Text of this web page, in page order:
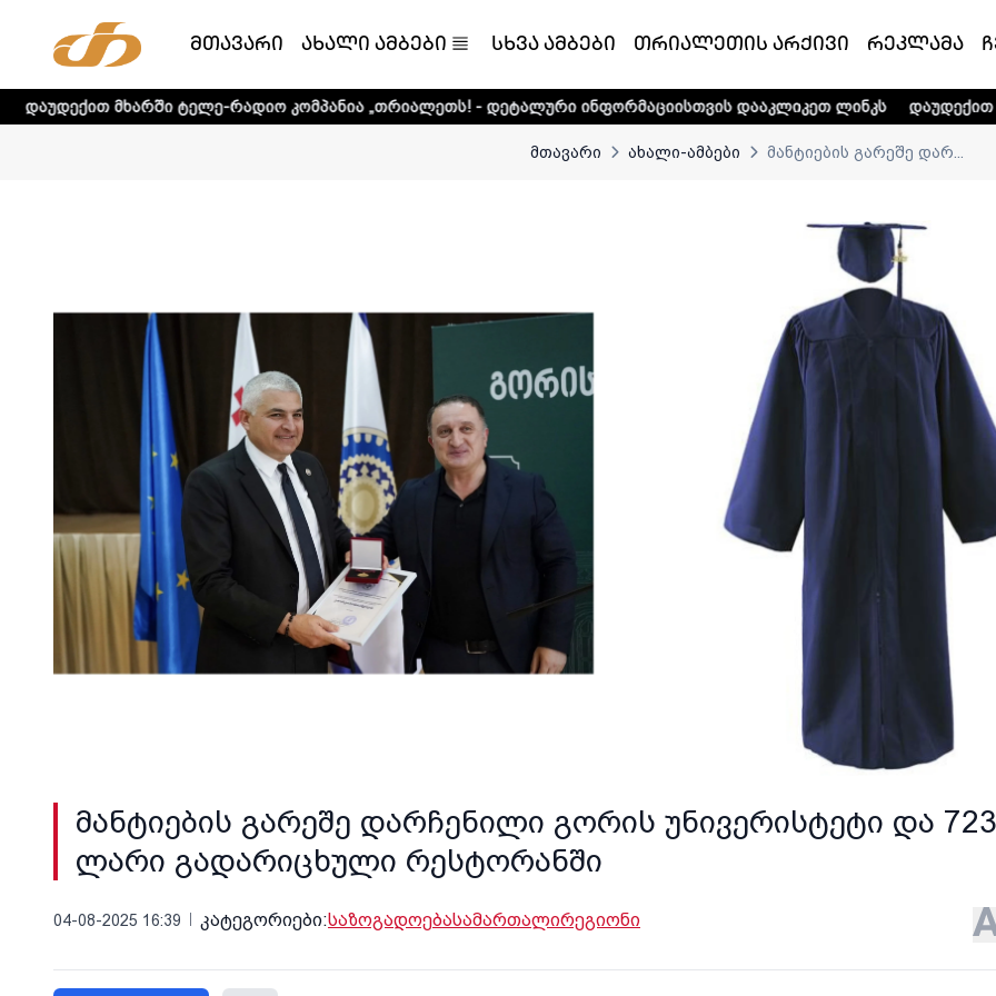
მთავარი ახალი ამბები სხვა ამბები თრიალეთის არქივი რეკლამა
ტელე-რადიო კომპანია „თრიალეთს! - დეტალური ინფორმაციისთვის დააკლიკეთ ლინკს დაუდექით მხარში ტელე-
მთავარი ახალი-ამბები მანტიების გარეშე დარ...
მანტიების გარეშე დარჩენილი გორის უნივერისტეტი და
ლარი გადარიცხული რესტორანში
04-08-2025 16:39 კატეგორიები:საზოგადოებასამართალირეგიონი